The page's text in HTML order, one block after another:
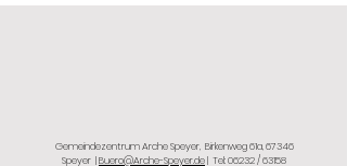
Gemeindezentrum Arche Speyer, Birkenweg 61a, 67346
Speyer |Buero@Arche-Speyer.de| Tel: 06232 / 63158